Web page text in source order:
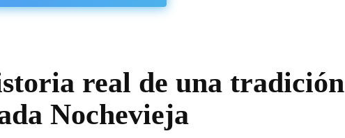
real de una tradición
Nochevieja